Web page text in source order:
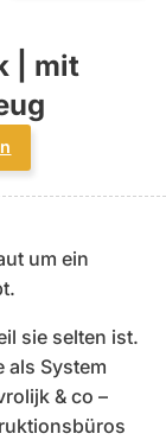
| mit
um ein
sie selten ist.
als System
& co –